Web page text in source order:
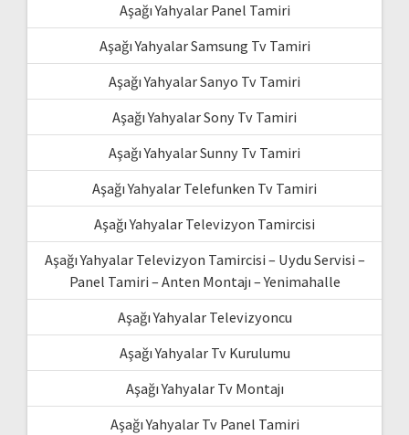
Aşağı Yahyalar Panel Tamiri
Aşağı Yahyalar Samsung Tv Tamiri
Aşağı Yahyalar Sanyo Tv Tamiri
Aşağı Yahyalar Sony Tv Tamiri
Aşağı Yahyalar Sunny Tv Tamiri
Aşağı Yahyalar Telefunken Tv Tamiri
Aşağı Yahyalar Televizyon Tamircisi
Aşağı Yahyalar Televizyon Tamircisi – Uydu Servisi –
Panel Tamiri – Anten Montajı – Yenimahalle
Aşağı Yahyalar Televizyoncu
Aşağı Yahyalar Tv Kurulumu
Aşağı Yahyalar Tv Montajı
Aşağı Yahyalar Tv Panel Tamiri